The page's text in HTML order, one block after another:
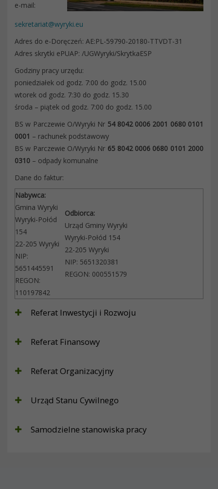
e-mail:
sekretariat@wyryki.eu
Adres do e-Doręczeń: AE:PL-59790-20180-TTVDT-31
Adres skrytki ePUAP: /UGWyryki/SkrytkaESP
Godziny pracy urzędu:
poniedziałek od godz. 7:00 do godz. 15.00
wtorek od godz. 7:30 do godz. 15.30
środa – piątek od godz. 7:00 do godz. 15.00
BS w Parczewie O/Wyryki Nr 54 8042 0006 2001 0680 0101
0001 – rachunek podstawowy
BS w Parczewie O/Wyryki Nr 65 8042 0006 0680 0101 2000
0310 – odpady komunalne
Dane do faktur:
Nabywca:
Gmina Wyryki
Wyryki-Połód
154
22-205 Wyryki
NIP:
5651445591
REGON:
110197842
Odbiorca:
Urząd Gminy Wyryki
Wyryki-Połód 154
22-205 Wyryki
NIP: 5651320381
REGON: 000551579
Referat Inwestycji i Rozwoju
Referat Finansowy
Referat Organizacyjny
Urząd Stanu Cywilnego
Samodzielne stanowiska pracy